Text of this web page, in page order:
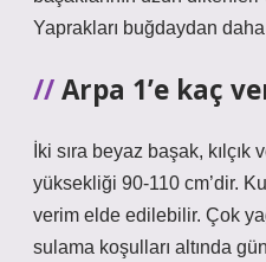
Yaprakları buğdaydan
Arpa 1’e kaç
İki sıra beyaz başak,
yüksekliği 90-110 cm’dir.
verim elde edilebilir. Çok
sulama koşulları altında